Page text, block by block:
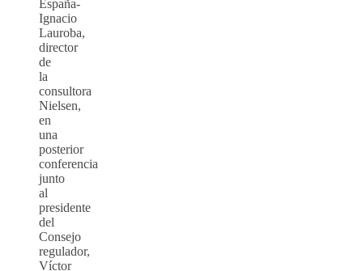
España-
Ignacio
Lauroba,
director
de
la
consultora
Nielsen,
en
una
posterior
conferencia
junto
al
presidente
del
Consejo
regulador,
Víctor